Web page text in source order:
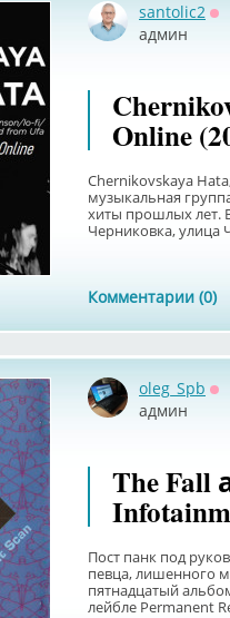
santolic2
админ
Online
Сhernikovskaya
музыкальная
хиты прошлых лет.
Черниковка, улица
Комментарии (0)
oleg_Spb
админ
The Fall
Пост панк под
певца, лишенного
пятнадцатый
лейбле Permanent